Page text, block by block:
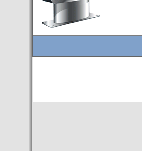
- Transfer Aeropuerto de
BUDAPEST